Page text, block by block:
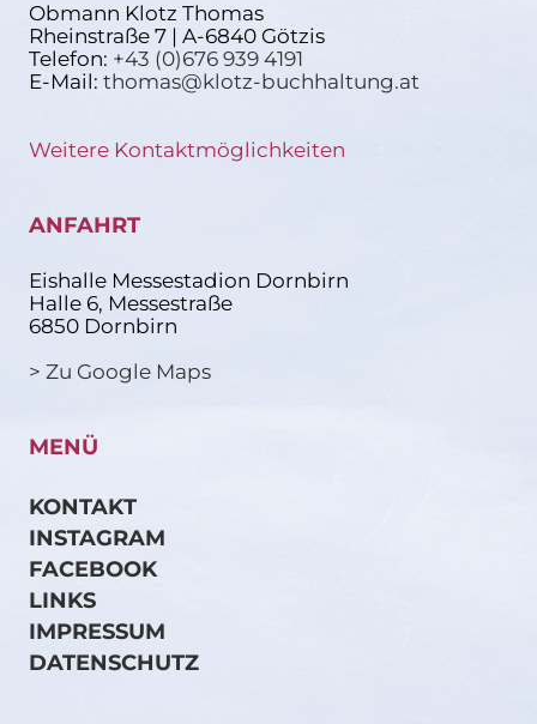
Obmann Klotz Thomas
Rheinstraße 7 | A-6840 Götzis
Telefon: +43 (0)676 939 4191
E-Mail: thomas@klotz-buchhaltung.at
Weitere Kontaktmöglichkeiten
ANFAHRT
Eishalle Messestadion Dornbirn
Halle 6, Messestraße
6850 Dornbirn
> Zu Google Maps
MENÜ
KONTAKT
INSTAGRAM
FACEBOOK
LINKS
IMPRESSUM
DATENSCHUTZ